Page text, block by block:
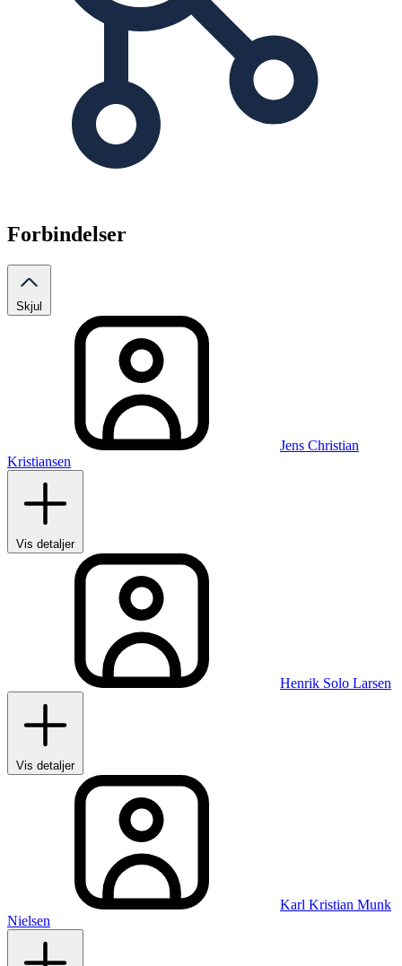
Forbindelser
Skjul
Jens Christian
Kristiansen
Vis detaljer
Henrik Solo Larsen
Vis detaljer
Karl Kristian Munk
Nielsen